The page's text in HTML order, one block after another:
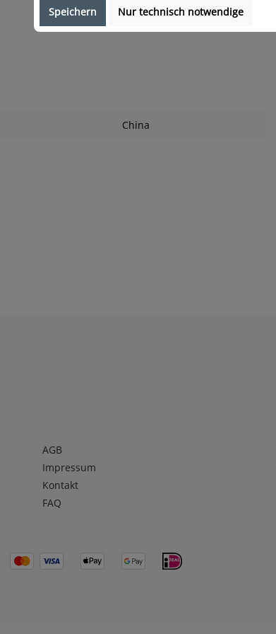
China
Infos 1
AGB
Impressum
Kontakt
FAQ
Speichern Nur technisch notwendige